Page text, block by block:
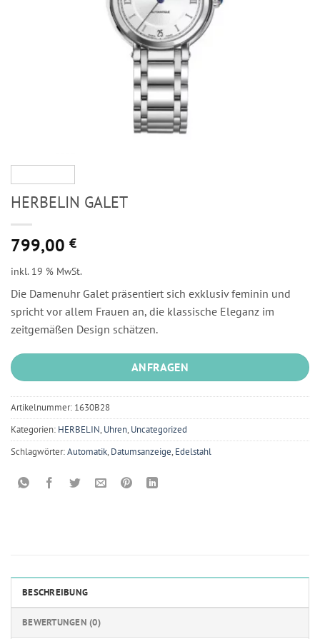
HERBELIN GALET
799,00 €
inkl. 19 % MwSt.
Die Damenuhr Galet präsentiert sich exklusiv feminin und
spricht vor allem Frauen an, die klassische Eleganz im
zeitgemäßen Design schätzen.
ANFRAGEN
Artikelnummer: 1630B28
Kategorien: HERBELIN, Uhren, Uncategorized
Schlagwörter:Automatik, Datumsanzeige, Edelstahl
BESCHREIBUNG
BEWERTUNGEN (0)